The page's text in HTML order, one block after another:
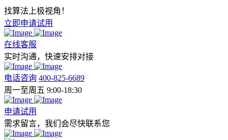
找算法上极视角！
立即申请试用
在线客服
实时沟通，快速安排对接
电话咨询 400-825-6689
周一至周五 9:00-18:30
申请试用
需求留言，我们会尽快联系您